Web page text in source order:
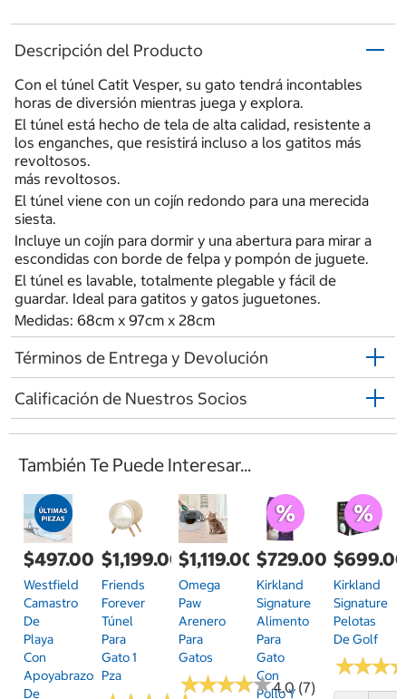
Descripción del Producto
Con el túnel Catit Vesper, su gato tendrá incontables
horas de diversión mientras juega y explora.
El túnel está hecho de tela de alta calidad, resistente a
los enganches, que resistirá incluso a los gatitos más
revoltosos.
más revoltosos.
El túnel viene con un cojín redondo para una merecida
siesta.
Incluye un cojín para dormir y una abertura para mirar a
escondidas con borde de felpa y pompón de juguete.
El túnel es lavable, totalmente plegable y fácil de
guardar. Ideal para gatitos y gatos juguetones.
Medidas: 68cm x 97cm x 28cm
Términos de Entrega y Devolución
Calificación de Nuestros Socios
También Te Puede Interesar...
$497.00
Westfield
Camastro
De
Playa
Con
Apoyabrazos
De
$1,199.00
Friends
Forever
Túnel
Para
Gato 1
Pza
$1,119.00
Omega
Paw
Arenero
Para
Gatos
★★★★★
★★★★★4.0 (7)
$729.00
Kirkland
Signature
Alimento
Para
Gato
Con
Pollo Y
Kirkland
Signature
Pelotas
De Golf
★★★
★★★